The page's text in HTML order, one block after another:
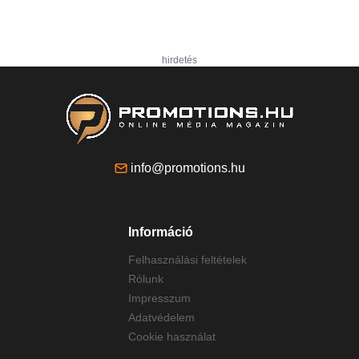
hirdetés
info@promotions.hu
Információ
Felhasználási feltételek
Rólunk
Impresszum
Adatvédelem
Cookie használat